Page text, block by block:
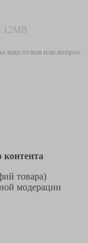
12MB
ваш отзыв или вопрос
контента
товара)
модерации